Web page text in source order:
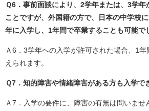
Ｑ6．事前面談により、2学年または、3学年
ことですが、外国籍の方で、日本の中学校
年に入学し、1年間で卒業することも可能で
Ａ6．3学年への入学が許可された場合、1
えられます。
Ｑ7．知的障害や情緒障害がある方も入学で
Ａ7．入学の要件に、障害の有無は問いませ